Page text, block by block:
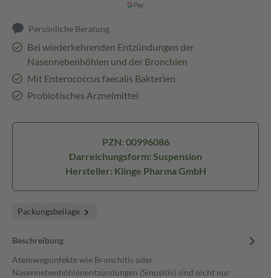
Persönliche Beratung
Bei wiederkehrenden Entzündungen der
Nasennebenhöhlen und der Bronchien
Mit Enterococcus faecalis Bakterien
Probiotisches Arzneimittel
PZN: 00996086
Darreichungsform: Suspension
Hersteller: Klinge Pharma GmbH
Packungsbeilage
Beschreibung
Atemwegsinfekte wie Bronchitis oder
Nasennebenhöhlenentzündungen (Sinusitis) sind nicht nur